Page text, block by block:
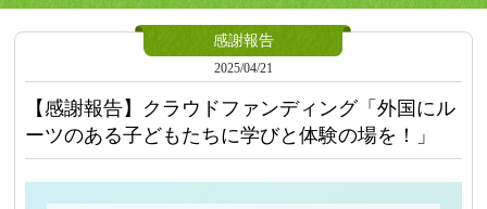
感謝報告
2025/04/21
【感謝報告】クラウドファンディング「外国にル
ーツのある子どもたちに学びと体験の場を！」